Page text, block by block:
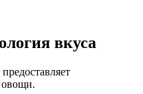
вкуса
овощи.